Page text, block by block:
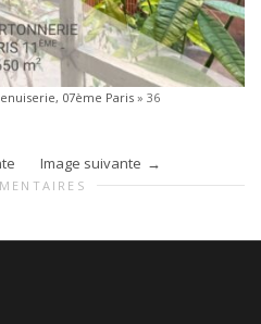
07ème Paris» 36
Image suivante